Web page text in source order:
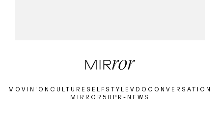
MOVIN’ON CULTURE SELF STYLE VDO CONVERSATION
MIRROR50 PR-NEWS